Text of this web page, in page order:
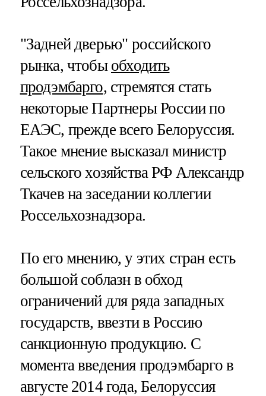
"Задней дверью" российского
рынка, чтобы обходить
продэмбарго, стремятся стать
некоторые Партнеры России по
ЕАЭС, прежде всего Белоруссия.
Такое мнение высказал министр
сельского хозяйства РФ Александр
Ткачев на заседании коллегии
Россельхознадзора.
По его мнению, у этих стран есть
большой соблазн в обход
ограничений для ряда западных
государств, ввезти в Россию
санкционную продукцию. С
момента введения продэмбарго в
августе 2014 года, Белоруссия